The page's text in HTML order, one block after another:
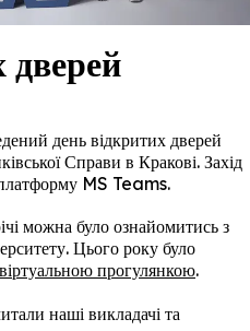
дверей
день відкритих дверей
Справи в Кракові. Захід
MS Teams.
можна було ознайомитись з
Цього року було
віртуальною прогулянкою.
наші викладачі та